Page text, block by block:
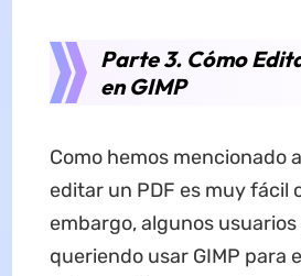
Parte 3. Cómo
en GIMP
Como hemos mencionado
editar un PDF es muy fácil
embargo, algunos
queriendo usar GIMP para